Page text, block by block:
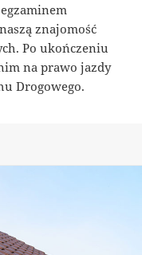
znajomość
Po ukończeniu
na prawo jazdy
Drogowego.